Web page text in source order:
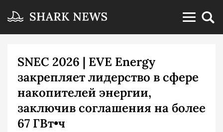
SNEC 2026 | EVE Energy
закрепляет лидерство в сфере
накопителей энергии,
заключив соглашения на более
67 ГВт•ч